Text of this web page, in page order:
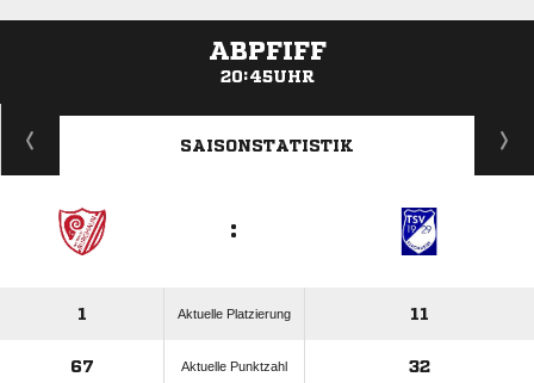
ABPFIFF
20:45UHR
ANZEIGE
SAISONSTATISTIK
:
1 Aktuelle Platzierung 11
67 Aktuelle Punktzahl 32